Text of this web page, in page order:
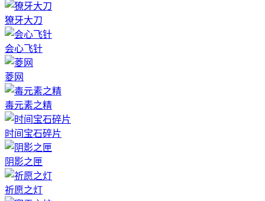
獠牙大刀
会心飞针
菱网
毒元素之精
时间宝石碎片
阴影之匣
祈愿之灯